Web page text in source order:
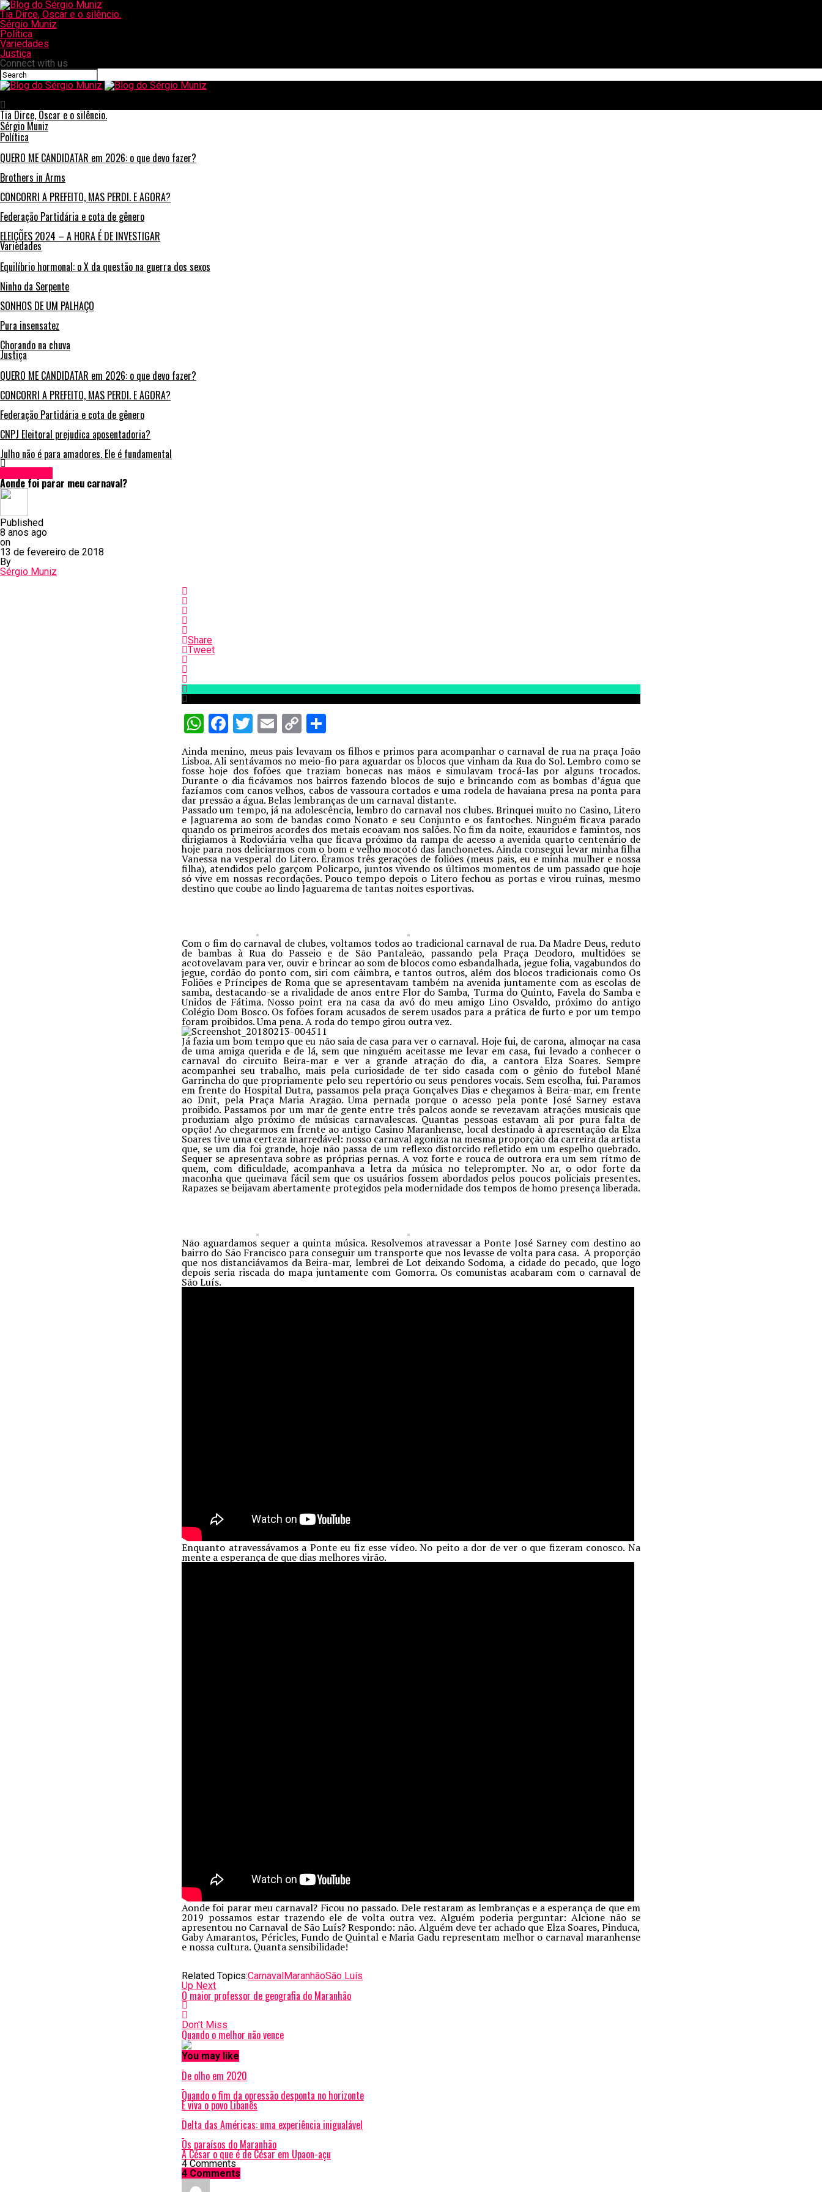
Tia Dirce, Oscar e o silêncio.
Sérgio Muniz
Política
Variedades
Justiça
Connect with us
Tia Dirce, Oscar e o silêncio.
Sérgio Muniz
Política
QUERO ME CANDIDATAR em 2026: o que devo fazer?
Brothers in Arms
CONCORRI A PREFEITO, MAS PERDI. E AGORA?
Federação Partidária e cota de gênero
ELEIÇÕES 2024 – A HORA É DE INVESTIGAR
Variedades
Equilíbrio hormonal: o X da questão na guerra dos sexos
Ninho da Serpente
SONHOS DE UM PALHAÇO
Pura insensatez
Chorando na chuva
Justiça
QUERO ME CANDIDATAR em 2026: o que devo fazer?
CONCORRI A PREFEITO, MAS PERDI. E AGORA?
Federação Partidária e cota de gênero
CNPJ Eleitoral prejudica aposentadoria?
Julho não é para amadores. Ele é fundamental
Aonde foi parar meu carnaval?
Published
8 anos ago
on
13 de fevereiro de 2018
By
Sérgio Muniz
Share
Tweet
WhatsApp
Facebook
Twitter
Email
Copy
Ainda menino, meus pais levavam os filhos e primos para acompanhar o carnaval de rua na praça João
Lisboa. Ali sentávamos no meio-fio para aguardar os blocos que vinham da Rua do Sol. Lembro como se
fosse hoje dos fofões que traziam bonecas nas mãos e simulavam trocá-las por alguns trocados.
Durante o dia ficávamos nos bairros fazendo blocos de sujo e brincando com as bombas d’água que
fazíamos com canos velhos, cabos de vassoura cortados e uma rodela de havaiana presa na ponta para
dar pressão a água. Belas lembranças de um carnaval distante.
Passado um tempo, já na adolescência, lembro do carnaval nos clubes. Brinquei muito no Casino, Litero
e Jaguarema ao som de bandas como Nonato e seu Conjunto e os fantoches. Ninguém ficava parado
quando os primeiros acordes dos metais ecoavam nos salões. No fim da noite, exauridos e famintos, nos
dirigiamos à Rodoviária velha que ficava próximo da rampa de acesso a avenida quarto centenário de
hoje para nos deliciarmos com o bom e velho mocotó das lanchonetes. Ainda consegui levar minha filha
Vanessa na vesperal do Litero. Éramos três gerações de foliões (meus pais, eu e minha mulher e nossa
filha), atendidos pelo garçom Policarpo, juntos vivendo os últimos momentos de um passado que hoje
só vive em nossas recordações. Pouco tempo depois o Litero fechou as portas e virou ruinas, mesmo
destino que coube ao lindo Jaguarema de tantas noites esportivas.
Com o fim do carnaval de clubes, voltamos todos ao tradicional carnaval de rua. Da Madre Deus, reduto
de bambas à Rua do Passeio e de São Pantaleão, passando pela Praça Deodoro, multidões se
acotovelavam para ver, ouvir e brincar ao som de blocos como esbandalhada, jegue folia, vagabundos do
jegue, cordão do ponto com, siri com câimbra, e tantos outros, além dos blocos tradicionais como Os
Foliões e Príncipes de Roma que se apresentavam também na avenida juntamente com as escolas de
samba, destacando-se a rivalidade de anos entre Flor do Samba, Turma do Quinto, Favela do Samba e
Unidos de Fátima. Nosso point era na casa da avó do meu amigo Lino Osvaldo, próximo do antigo
Colégio Dom Bosco. Os fofões foram acusados de serem usados para a prática de furto e por um tempo
foram proibidos. Uma pena. A roda do tempo girou outra vez.
Já fazia um bom tempo que eu não saia de casa para ver o carnaval. Hoje fui, de carona, almoçar na casa
de uma amiga querida e de lá, sem que ninguém aceitasse me levar em casa, fui levado a conhecer o
carnaval do circuito Beira-mar e ver a grande atração do dia, a cantora Elza Soares. Sempre
acompanhei seu trabalho, mais pela curiosidade de ter sido casada com o gênio do futebol Mané
Garrincha do que propriamente pelo seu repertório ou seus pendores vocais. Sem escolha, fui. Paramos
em frente do Hospital Dutra, passamos pela praça Gonçalves Dias e chegamos à Beira-mar, em frente
ao Dnit, pela Praça Maria Aragão. Uma pernada porque o acesso pela ponte José Sarney estava
proibido. Passamos por um mar de gente entre três palcos aonde se revezavam atrações musicais que
produziam algo próximo de músicas carnavalescas. Quantas pessoas estavam ali por pura falta de
opção! Ao chegarmos em frente ao antigo Casino Maranhense, local destinado à apresentação da Elza
Soares tive uma certeza inarredável: nosso carnaval agoniza na mesma proporção da carreira da artista
que, se um dia foi grande, hoje não passa de um reflexo distorcido refletido em um espelho quebrado.
Sequer se apresentava sobre as próprias pernas. A voz forte e rouca de outrora era um sem rítmo de
quem, com dificuldade, acompanhava a letra da música no teleprompter. No ar, o odor forte da
maconha que queimava fácil sem que os usuários fossem abordados pelos poucos policiais presentes.
Rapazes se beijavam abertamente protegidos pela modernidade dos tempos de homo presença liberada.
Não aguardamos sequer a quinta música. Resolvemos atravessar a Ponte José Sarney com destino ao
bairro do São Francisco para conseguir um transporte que nos levasse de volta para casa. A proporção
que nos distanciávamos da Beira-mar, lembrei de Lot deixando Sodoma, a cidade do pecado, que logo
depois seria riscada do mapa juntamente com Gomorra. Os comunistas acabaram com o carnaval de
São Luís.
Enquanto atravessávamos a Ponte eu fiz esse vídeo. No peito a dor de ver o que fizeram conosco. Na
mente a esperança de que dias melhores virão.
Aonde foi parar meu carnaval? Ficou no passado. Dele restaram as lembranças e a esperança de que em
2019 possamos estar trazendo ele de volta outra vez. Alguém poderia perguntar: Alcione não se
apresentou no Carnaval de São Luís? Respondo: não. Alguém deve ter achado que Elza Soares, Pinduca,
Gaby Amarantos, Péricles, Fundo de Quintal e Maria Gadu representam melhor o carnaval maranhense
e nossa cultura. Quanta sensibilidade!
Related Topics:CarnavalMaranhãoSão Luís
Up Next
O maior professor de geografia do Maranhão
Don't Miss
Quando o melhor não vence
You may like
De olho em 2020
Quando o fim da opressão desponta no horizonte
E viva o povo Libanês
Delta das Américas: uma experiência inigualável
Os paraísos do Maranhão
A César o que é de César em Upaon-açu
4 Comments
4 Comments